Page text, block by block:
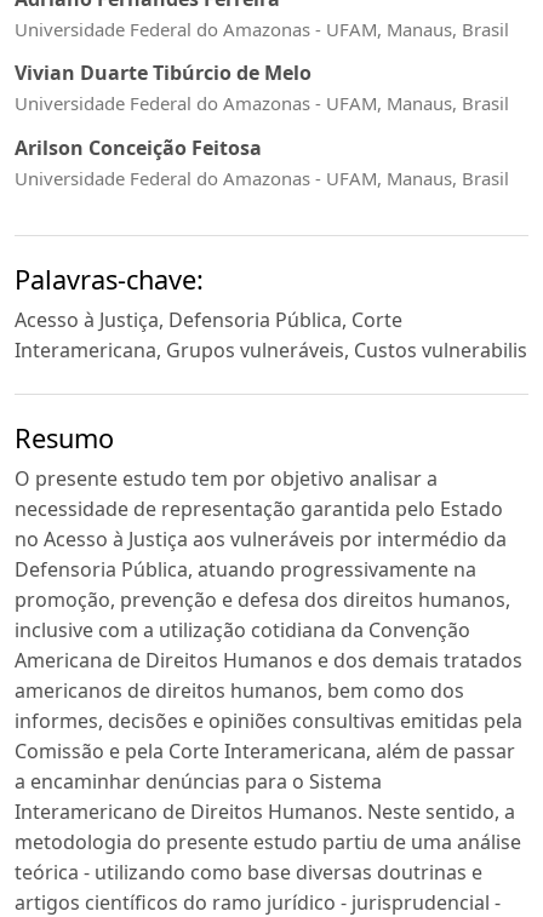
Universidade Federal do Amazonas - UFAM, Manaus, Brasil
Vivian Duarte Tibúrcio de Melo
Universidade Federal do Amazonas - UFAM, Manaus, Brasil
Arilson Conceição Feitosa
Universidade Federal do Amazonas - UFAM, Manaus, Brasil
Palavras-chave:
Acesso à Justiça, Defensoria Pública, Corte
Interamericana, Grupos vulneráveis, Custos vulnerabilis
Resumo
O presente estudo tem por objetivo analisar a
necessidade de representação garantida pelo Estado
no Acesso à Justiça aos vulneráveis por intermédio da
Defensoria Pública, atuando progressivamente na
promoção, prevenção e defesa dos direitos humanos,
inclusive com a utilização cotidiana da Convenção
Americana de Direitos Humanos e dos demais tratados
americanos de direitos humanos, bem como dos
informes, decisões e opiniões consultivas emitidas pela
Comissão e pela Corte Interamericana, além de passar
a encaminhar denúncias para o Sistema
Interamericano de Direitos Humanos. Neste sentido, a
metodologia do presente estudo partiu de uma análise
teórica - utilizando como base diversas doutrinas e
artigos científicos do ramo jurídico - jurisprudencial -